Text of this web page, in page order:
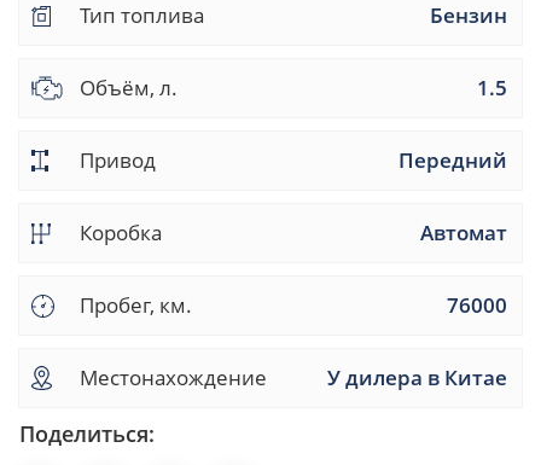
Тип топлива Бензин
Объём, л. 1.5
Привод Передний
Коробка Автомат
Пробег, км. 76000
Местонахождение У дилера в Китае
Поделиться: